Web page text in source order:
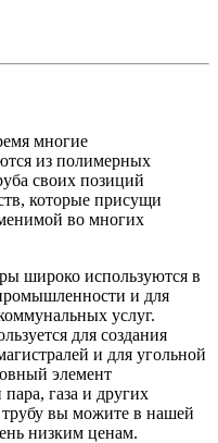
многие
из полимерных
своих позиций
которые присущи
во многих
широко используются в
и для
услуг.
для создания
и для угольной
элемент
газа и других
вы можите в нашей
низким ценам.